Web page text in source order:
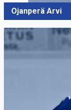
Ojanperä Arvi